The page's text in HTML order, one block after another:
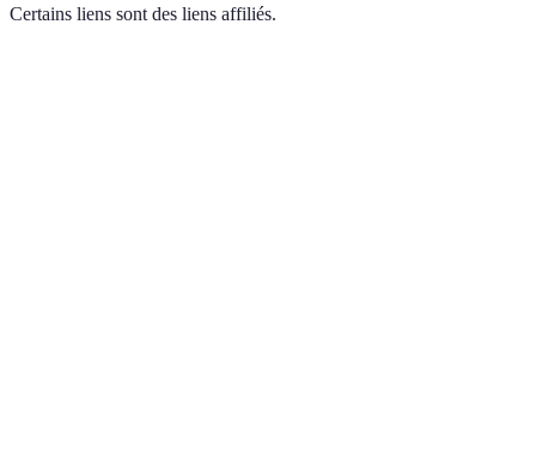
Certains liens sont des liens affiliés.